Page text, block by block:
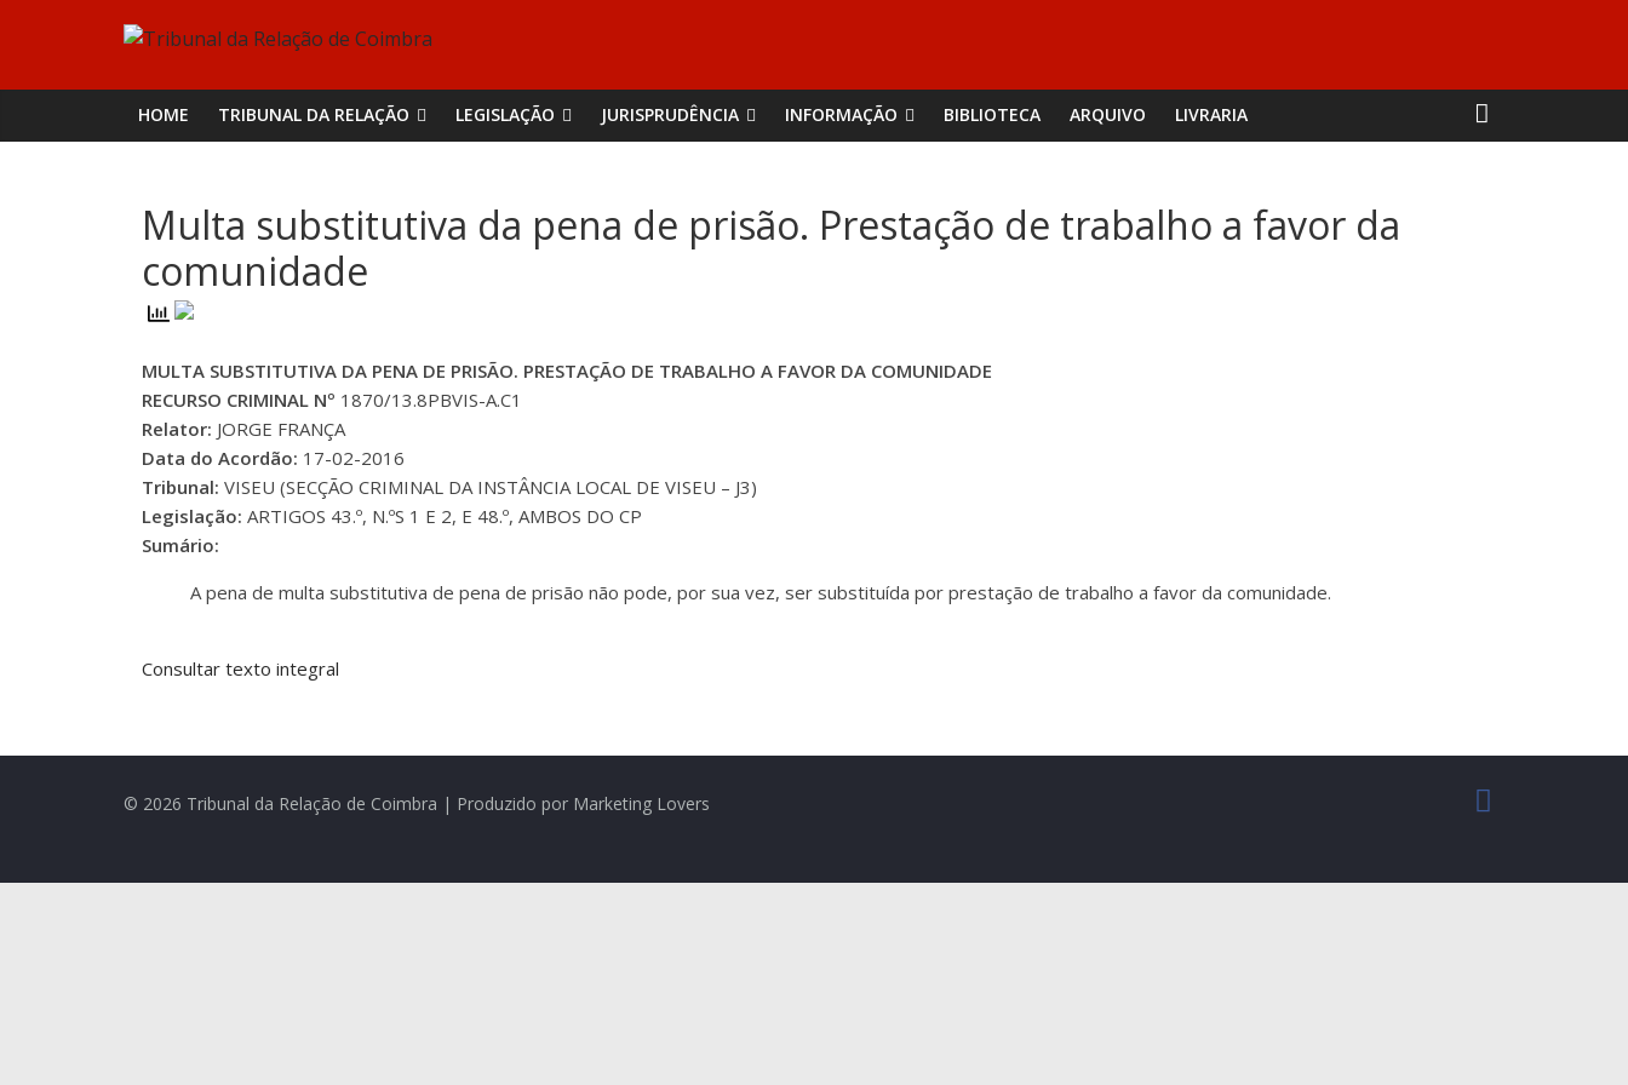
Tribunal
da
Relação
de
Coimbra
HOME TRIBUNAL DA RELAÇÃO LEGISLAÇÃO JURISPRUDÊNCIA INFORMAÇÃO BIBLIOTECA ARQUIVO LIVRARIA
Multa substitutiva da pena de prisão. Prestação de trabalho a favor da
comunidade
MULTA SUBSTITUTIVA DA PENA DE PRISÃO. PRESTAÇÃO DE TRABALHO A FAVOR DA COMUNIDADE
RECURSO CRIMINAL Nº 1870/13.8PBVIS-A.C1
Relator: JORGE FRANÇA
Data do Acordão: 17-02-2016
Tribunal: VISEU (SECÇÃO CRIMINAL DA INSTÂNCIA LOCAL DE VISEU – J3)
Legislação: ARTIGOS 43.º, N.ºS 1 E 2, E 48.º, AMBOS DO CP
Sumário:
A pena de multa substitutiva de pena de prisão não pode, por sua vez, ser substituída por prestação de trabalho a favor da comunidade.
Consultar texto integral
© 2026 Tribunal da Relação de Coimbra | Produzido por Marketing Lovers